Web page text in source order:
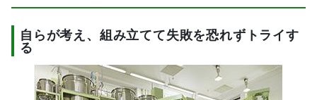
自らが考え、組み立てて失敗を恐れずトライす
る